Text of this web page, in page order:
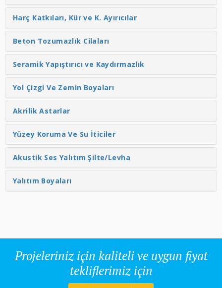
Harç Katkıları, Kür ve K. Ayırıcılar
Beton Tozumazlık Cilaları
Seramik Yapıştırıcı ve Kaydırmazlık
Yol Çizgi Ve Zemin Boyaları
Akrilik Astarlar
Yüzey Koruma Ve Su İticiler
Akustik Ses Yalıtım Şilte/Levha
Yalıtım Boyaları
Projeleriniz için kaliteli ve uygun fiyat
tekliflerimiz için